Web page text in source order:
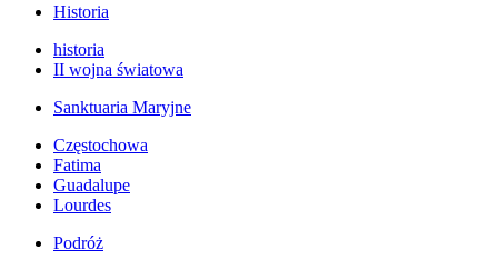
Historia
historia
II wojna światowa
Sanktuaria Maryjne
Częstochowa
Fatima
Guadalupe
Lourdes
Podróż